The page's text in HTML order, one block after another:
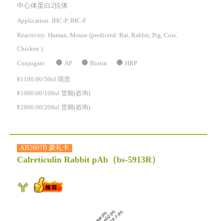
中心体蛋白2抗体
Application: IHC-P, IHC-F
Reactivity: Human, Mouse (predicted: Rat, Rabbit, Pig, Cow,
Chicken )
Conjugate: AP Biotin HRP
¥1180.00/50ul 现货
¥1980.00/100ul 货期(咨询)
¥2800.00/200ul 货期(咨询)
AB2607B 豪礼卡
Calreticulin Rabbit pAb （bs-5913R）